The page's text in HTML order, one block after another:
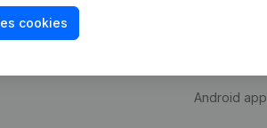
cookies
Android app